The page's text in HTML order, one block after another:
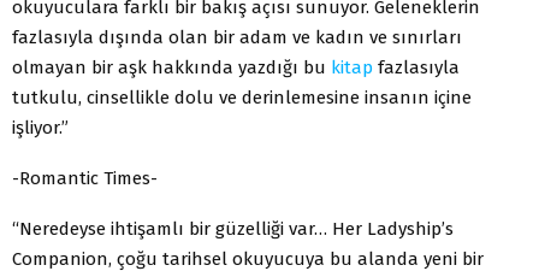
okuyuculara farklı bir bakış açısı sunuyor. Geleneklerin
fazlasıyla dışında olan bir adam ve kadın ve sınırları
olmayan bir aşk hakkında yazdığı bu kitap fazlasıyla
tutkulu, cinsellikle dolu ve derinlemesine insanın içine
işliyor.”
-Romantic Times-
“Neredeyse ihtişamlı bir güzelliği var… Her Ladyship’s
Companion, çoğu tarihsel okuyucuya bu alanda yeni bir